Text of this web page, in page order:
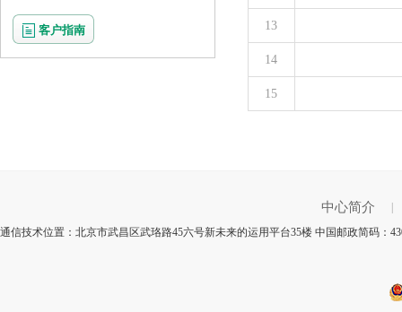
客户指南 13
14
15
中心简介
通信技术位置：北京市武昌区武珞路45六号新未来的运用平台35楼 中国邮政简码：